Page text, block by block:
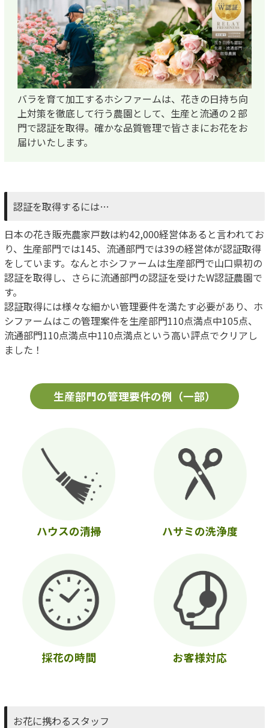
バラを育て加工するホシファームは、花きの日持ち向
上対策を徹底して行う農園として、生産と流通の２部
門で認証を取得。確かな品質管理で皆さまにお花をお
届けいたします。
認証を取得するには…
日本の花き販売農家戸数は約42,000経営体あると言われてお
り、生産部門では145、流通部門では39の経営体が認証取得
をしています。なんとホシファームは生産部門で山口県初の
認証を取得し、さらに流通部門の認証を受けたW認証農園で
す。
認証取得には様々な細かい管理要件を満たす必要があり、ホ
シファームはこの管理案件を生産部門110点満点中105点、
流通部門110点満点中110点満点という高い評点でクリアし
ました！
生産部門の管理要件の例（一部）
ハウスの清掃 ハサミの洗浄度
採花の時間 お客様対応
お花に携わるスタッフ